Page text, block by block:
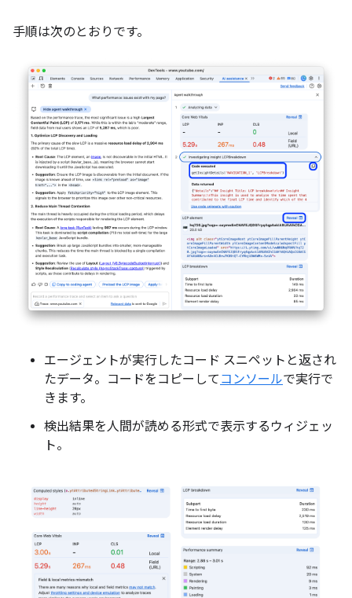
手順は次のとおりです。
エージェントが実行したコード スニペットと返され
たデータ。コードをコピーして コンソールで実行で
きます。
検出結果を人間が読める形式で表示するウィジェッ
ト。